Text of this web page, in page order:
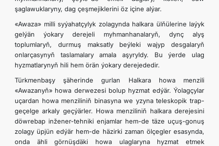
şaglawuklaryny, dag çeşmejiklerini öz içine alýar.
«Awaza» milli syýahatçylyk zolagynda halkara ülňülerine laýyk
gelýän ýokary derejeli myhmanhanalaryň, dynç alyş
toplumlaryň, durmuş maksatly beýleki wajyp desgalaryň
onlarçasynyň taslamalary amala aşyryldy. Bu ýerde ulag
hyzmatlarynyň hili hem örän ýokary derejededir.
Türkmenbaşy şäherinde gurlan Halkara howa menzili
«Awazanyň» howa derwezesi bolup hyzmat edýär. Ýolagçylar
uçardan howa menziliniň binasyna we yzyna teleskopik trap-
geçelge arkaly geçýärler. Howa menziliniň halkara derejesini
döwrebap inžener-tehniki enjamlar hem-de täze uçuş-gonuş
zolagy üpjün edýär hem-de häzirki zaman ölçegler esasynda,
onda ähli görnüşdäki howa ulaglaryna hyzmat etmek